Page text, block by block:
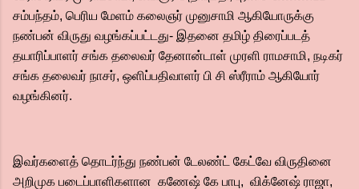
சம்பந்தம், பெரிய மேளம் கலைஞர் முனுசாமி ஆகியோருக்கு
நண்பன் விருது வழங்கப்பட்டது- இதனை தமிழ் திரைப்படத்
தயாரிப்பாளர் சங்க தலைவர் தேனான்டாள் முரளி ராமசாமி, நடிகர்
சங்க தலைவர் நாசர், ஒளிப்பதிவாளர் பி சி ஸ்ரீராம் ஆகியோர்
வழங்கினர்.
இவர்களைத் தொடர்ந்து நண்பன் டேலண்ட் கேட்வே விருதினை
அறிமுக படைப்பாளிகளான கணேஷ் கே பாபு, விக்னேஷ் ராஜா,